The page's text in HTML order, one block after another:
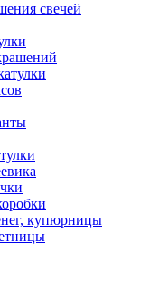
свечей
купюрницы